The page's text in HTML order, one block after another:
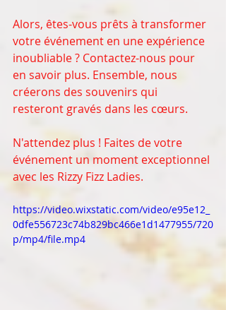
Alors, êtes-vous prêts à transformer
votre événement en une expérience
inoubliable ? Contactez-nous pour
en savoir plus. Ensemble, nous
créerons des souvenirs qui
resteront gravés dans les cœurs.
N'attendez plus ! Faites de votre
événement un moment exceptionnel
avec les Rizzy Fizz Ladies.
https://video.wixstatic.com/video/e95e12_
0dfe556723c74b829bc466e1d1477955/720
p/mp4/file.mp4